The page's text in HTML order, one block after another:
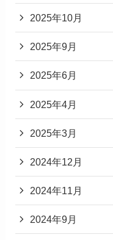
2025年10月
2025年9月
2025年6月
2025年4月
2025年3月
2024年12月
2024年11月
2024年9月